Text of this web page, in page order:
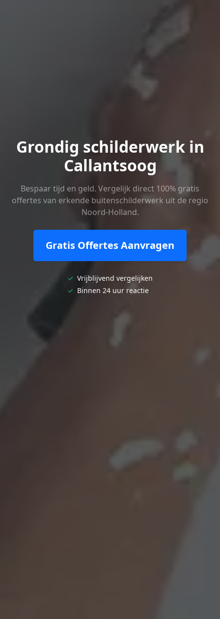
Grondig schilderwerk in
Callantsoog
Bespaar tijd en geld. Vergelijk direct 100% gratis
offertes van erkende buitenschilderwerk uit de regio
Noord-Holland.
Gratis Offertes Aanvragen
✓ Vrijblijvend vergelijken
✓ Binnen 24 uur reactie